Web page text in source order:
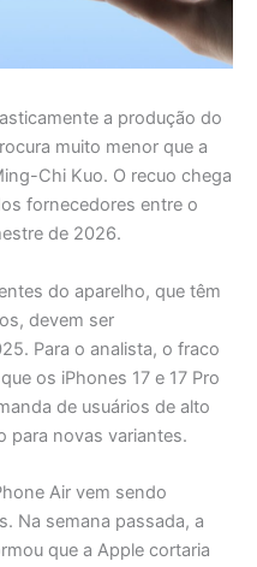
a produção do
muito menor que a
Chi Kuo. O recuo chega
fornecedores entre o
de 2026.
do aparelho, que têm
devem ser
Para o analista, o fraco
os iPhones 17 e 17 Pro
de usuários de alto
para novas variantes.
Air vem sendo
Na semana passada, a
que a Apple cortaria